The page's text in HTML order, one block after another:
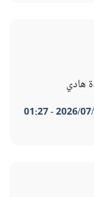
هادي
2026/07/09 -